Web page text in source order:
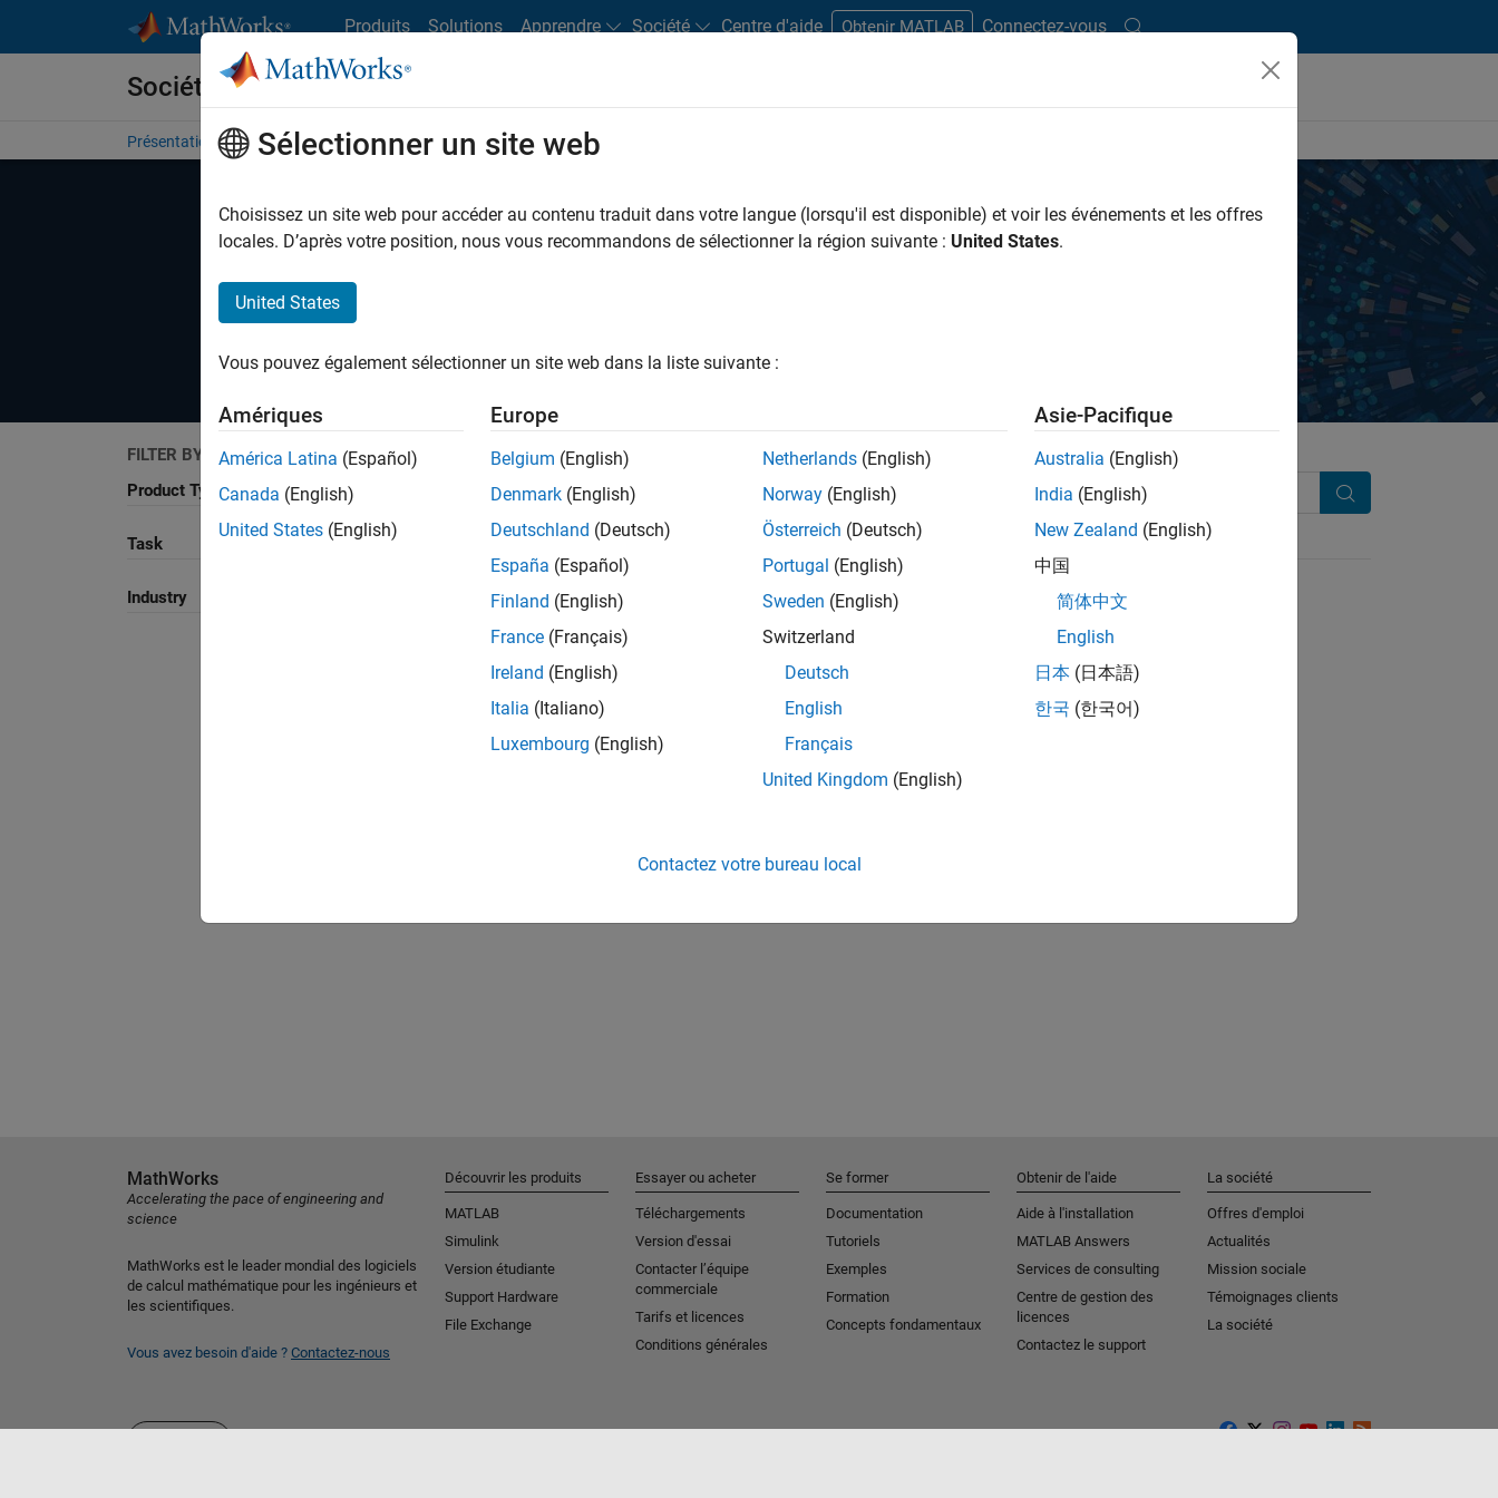
Produits Solutions Apprendre Société Centre d'aide Obtenir MATLAB Connectez-vous
Sociétés partenaires
Présentation Become a Partner Rechercher des produits Search Services
Search Third-Party Products
Explore software and hardware products that complement MATLAB and Simulink, sold and supported by independent, third-party providers.
FILTER BY
Product Type
Task
Industry
Search
Sélectionner un site web
Choisissez un site web pour accéder au contenu traduit dans votre langue (lorsqu'il est disponible) et voir les événements et les offres
locales. D’après votre position, nous vous recommandons de sélectionner la région suivante : United States.
United States
Vous pouvez également sélectionner un site web dans la liste suivante :
Amériques
América Latina (Español)
Canada (English)
United States (English)
Europe
Belgium (English)
Denmark (English)
Deutschland (Deutsch)
España (Español)
Finland (English)
France (Français)
Ireland (English)
Italia (Italiano)
Luxembourg (English)
Netherlands (English)
Norway (English)
Österreich (Deutsch)
Portugal (English)
Sweden (English)
Switzerland
Deutsch
English
Français
United Kingdom (English)
Asie-Pacifique
Australia (English)
India (English)
New Zealand (English)
中国
简体中文
English
日本 (日本語)
한국 (한국어)
Contactez votre bureau local
MathWorks
Accelerating the pace of engineering and
science
MathWorks est le leader mondial des logiciels
de calcul mathématique pour les ingénieurs et
les scientifiques.
Vous avez besoin d'aide ? Contactez-nous
Découvrir les produits
MATLAB
Simulink
Version étudiante
Support Hardware
File Exchange
Essayer ou acheter
Téléchargements
Version d'essai
Contacter l’équipe
commerciale
Tarifs et licences
Conditions générales
Se former
Documentation
Tutoriels
Exemples
Formation
Concepts fondamentaux
Obtenir de l'aide
Aide à l'installation
MATLAB Answers
Services de consulting
Centre de gestion des
licences
Contactez le support
La société
Offres d'emploi
Actualités
Mission sociale
Témoignages clients
La société